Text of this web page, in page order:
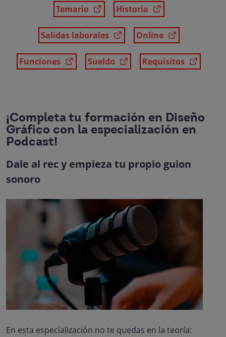
Temario Historia
Salidas laborales Online
Funciones Sueldo Requisitos
¡Completa tu formación en Diseño
Gráfico con la especialización en
Podcast!
Dale al rec y empieza tu propio guion
sonoro
En esta especialización no te quedas en la teoría: